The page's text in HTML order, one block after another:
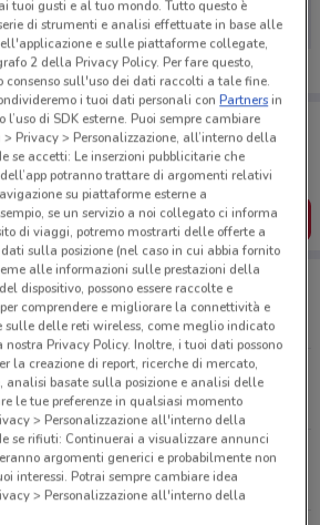
sempre con te!
le migliori offerte dei negozi vicino a te,
la tua lista del risparmio, comodamente
SCARICA L’APP
10 Desio
76 Mariano Comense
tuoi gusti e al tuo mondo. Tutto questo è
di strumenti e analisi effettuate in base alle
e sulle piattaforme collegate,
2 della Privacy Policy. Per fare questo,
consenso sull'uso dei dati raccolti a tale fine.
i tuoi dati personali conPartnersin
di SDK esterne. Puoi sempre cambiare
Privacy > Personalizzazione, all’interno della
se accetti: Le inserzioni pubblicitarie che
potranno trattare di argomenti relativi
su piattaforme esterne a
se un servizio a noi collegato ci informa
di viaggi, potremo mostrarti delle offerte a
sulla posizione (nel caso in cui abbia fornito
alle informazioni sulle prestazioni della
dispositivo, possono essere raccolte e
comprendere e migliorare la connettività e
sulle delle reti wireless, come meglio indicato
Privacy Policy. Inoltre, i tuoi dati possono
la creazione di report, ricerche di mercato,
analisi basate sulla posizione e analisi delle
le tue preferenze in qualsiasi momento
> Personalizzazione all'interno della
se rifiuti: Continuerai a visualizzare annunci
argomenti generici e probabilmente non
interessi. Potrai sempre cambiare idea
> Personalizzazione all'interno della